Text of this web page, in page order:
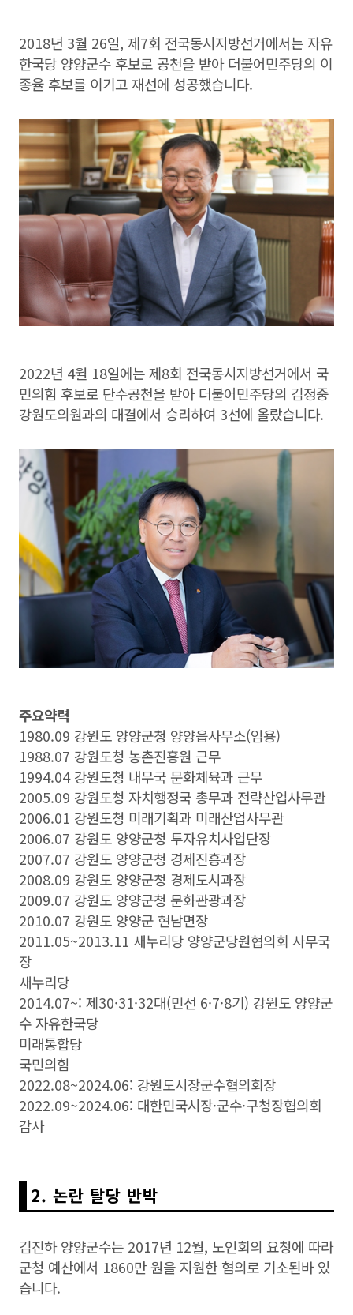
2018년 3월 26일, 제7회 전국동시지방선거에서는 자유
한국당 양양군수 후보로 공천을 받아 더불어민주당의 이
종율 후보를 이기고 재선에 성공했습니다.
2022년 4월 18일에는 제8회 전국동시지방선거에서 국
민의힘 후보로 단수공천을 받아 더불어민주당의 김정중
강원도의원과의 대결에서 승리하여 3선에 올랐습니다.
주요약력
1980.09 강원도 양양군청 양양읍사무소(임용)
1988.07 강원도청 농촌진흥원 근무
1994.04 강원도청 내무국 문화체육과 근무
2005.09 강원도청 자치행정국 총무과 전략산업사무관
2006.01 강원도청 미래기획과 미래산업사무관
2006.07 강원도 양양군청 투자유치사업단장
2007.07 강원도 양양군청 경제진흥과장
2008.09 강원도 양양군청 경제도시과장
2009.07 강원도 양양군청 문화관광과장
2010.07 강원도 양양군 현남면장
2011.05~2013.11 새누리당 양양군당원협의회 사무국
장
새누리당
2014.07~: 제30·31·32대(민선 6·7·8기) 강원도 양양군
수 자유한국당
미래통합당
국민의힘
2022.08~2024.06: 강원도시장군수협의회장
2022.09~2024.06: 대한민국시장·군수·구청장협의회
감사
2. 논란 탈당 반박
김진하 양양군수는 2017년 12월, 노인회의 요청에 따라
군청 예산에서 1860만 원을 지원한 혐의로 기소된바 있
습니다.